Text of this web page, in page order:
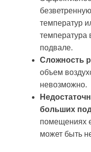
температур
температура
подвале.
Сложность
объем
невозможно.
больших
помещениях
может быть